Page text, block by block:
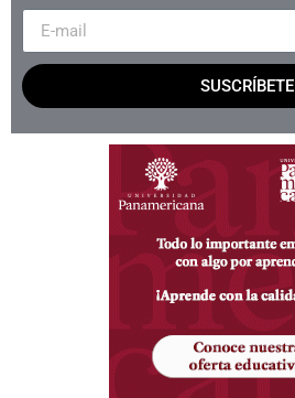
SUSCRÍBETE